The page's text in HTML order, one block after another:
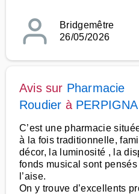
Bridgemêtre
26/05/2026
Avis sur Pharmacie
Roudier à
C’est une pharmacie
à la fois traditionnelle,
décor, la luminosité , la
fonds musical sont
l’aise.
On y trouve d’excellents